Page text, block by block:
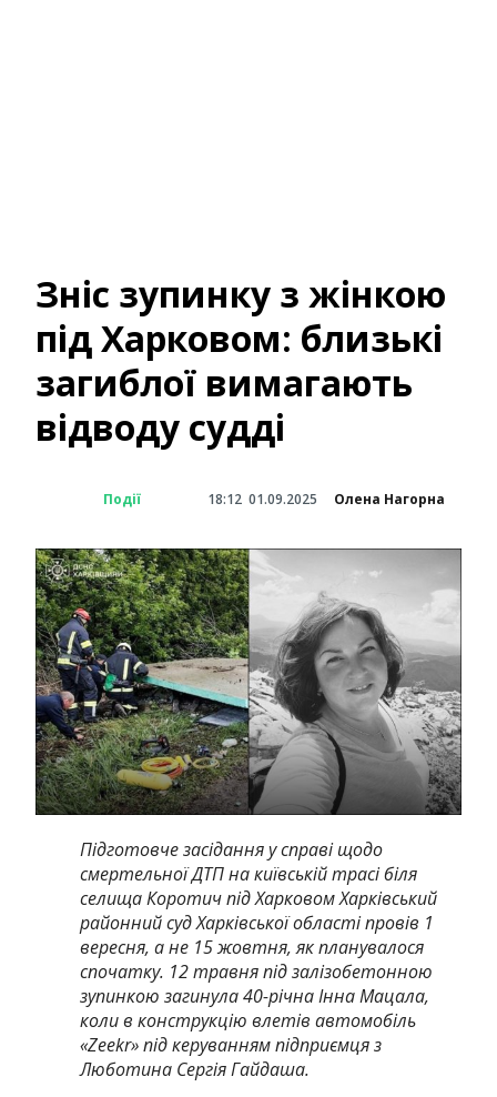
Зніс зупинку з жінкою
під Харковом: близькі
загиблої вимагають
відводу судді
Події 18:12 01.09.2025 Олена Нагорна
Підготовче засідання у справі щодо
смертельної ДТП на київській трасі біля
селища Коротич під Харковом Харківський
районний суд Харківської області провів 1
вересня, а не 15 жовтня, як планувалося
спочатку. 12 травня під залізобетонною
зупинкою загинула 40-річна Інна Мацала,
коли в конструкцію влетів автомобіль
«Zeekr» під керуванням підприємця з
Люботина Сергія Гайдаша.